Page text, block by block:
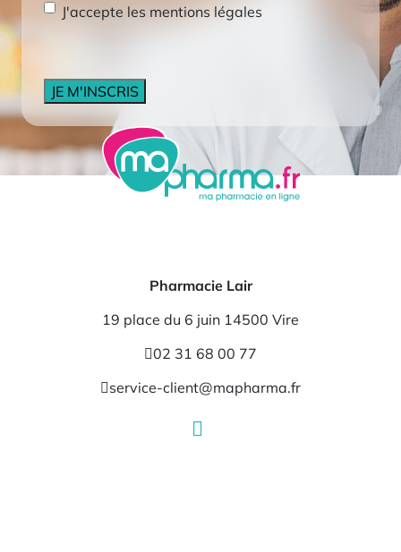
RGPD*
J'accepte les mentions légales
Pharmacie Lair
19 place du 6 juin 14500 Vire
02 31 68 00 77
service-client@mapharma.fr